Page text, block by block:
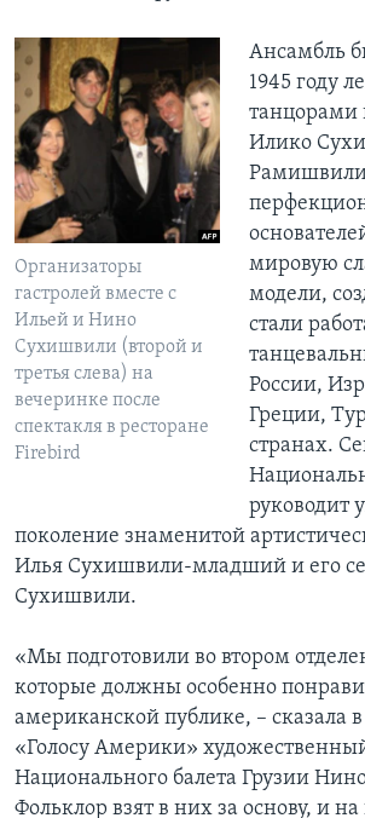
Организаторы
гастролей вместе с
Ильей и Нино
Сухишвили (второй и
третья слева) на
вечеринке после
спектакля в ресторане
Firebird
Ансамбль
1945 году
танцорами
Илико
мировую
модели,
стали
России,
Греции,
странах.
руководит
поколение знаменитой
Илья Сухишвили-младший и его
Сухишвили.
«Мы подготовили во втором
которые должны особенно
американской публике, – сказала
«Голосу Америки»
Национального балета Грузии
Фольклор взят в них за основу, и